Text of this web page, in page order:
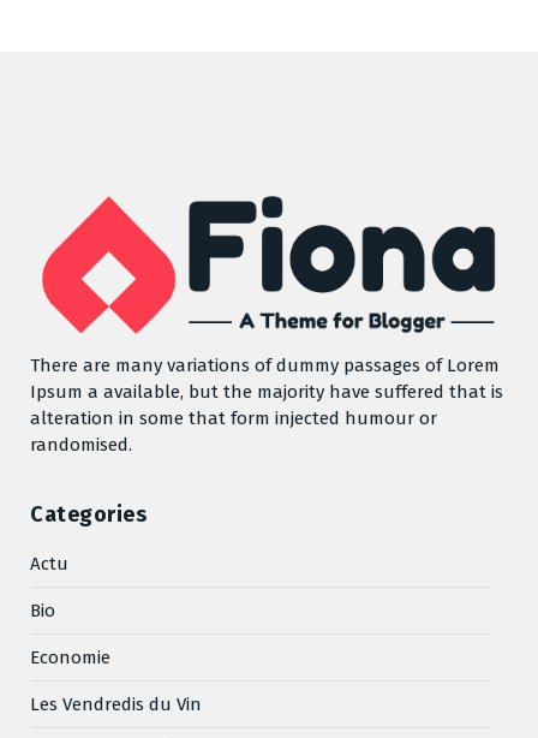
There are many variations of dummy passages of Lorem
Ipsum a available, but the majority have suffered that is
alteration in some that form injected humour or
randomised.
Categories
Actu
Bio
Economie
Les Vendredis du Vin